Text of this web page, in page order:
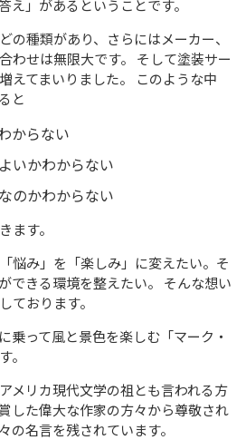
え」があるということです。
の種類があり、さらにはメーカー、
わせは無限大です。 そして塗装サー
えてまいりました。 このような中
と
からない
いかわからない
のかわからない
ます。
悩み」を「楽しみ」に変えたい。そ
できる環境を整えたい。 そんな想い
ております。
乗って風と景色を楽しむ「マーク・
。
メリカ現代文学の祖とも言われる方
した偉大な作家の方々から尊敬され
の名言を残されています。